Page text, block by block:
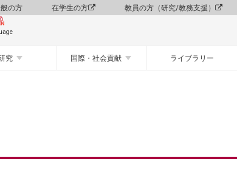
の方 在学生の方 教員の方（研究/教務支援）
究 国際・社会貢献 ライブラリー